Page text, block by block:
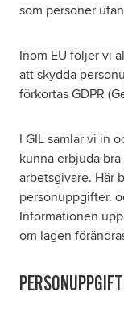
GDPR
som personer
Inom EU följer vi
att skydda
förkortas GDPR
I GIL samlar vi in
kunna erbjuda
arbetsgivare. Här
personuppgifter.
Informationen
om lagen